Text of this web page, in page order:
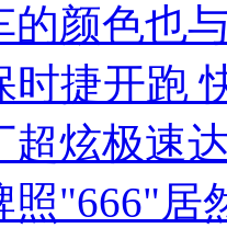
的颜色也
时捷开跑
超炫极速
照"666"居